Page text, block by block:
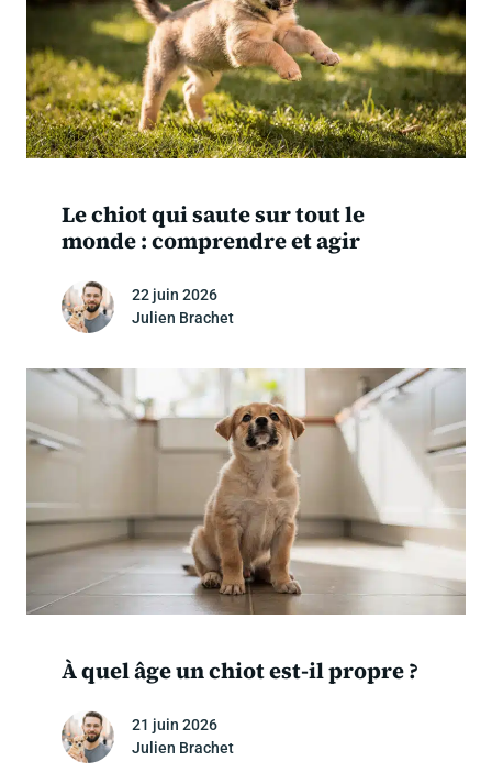
Le chiot qui saute sur tout le
monde : comprendre et agir
22 juin 2026
Julien Brachet
À quel âge un chiot est-il propre ?
21 juin 2026
Julien Brachet